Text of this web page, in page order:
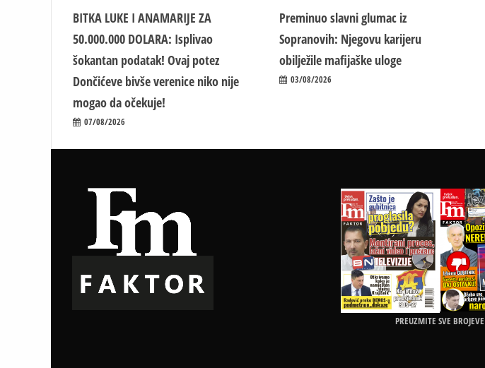
BITKA LUKE I ANAMARIJE ZA
50.000.000 DOLARA: Isplivao
šokantan podatak! Ovaj potez
Dončićeve bivše verenice niko nije
mogao da očekuje!
07/08/2026
Preminuo slavni glumac iz
Sopranovih: Njegovu karijeru
obilježile mafijaške uloge
03/08/2026
PREUZMITE SVE BROJEVE